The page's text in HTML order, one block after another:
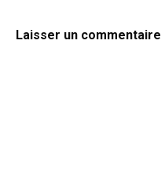
Laisser un commentaire